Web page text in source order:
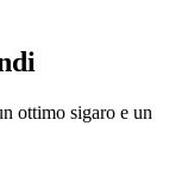
ottimo sigaro e un